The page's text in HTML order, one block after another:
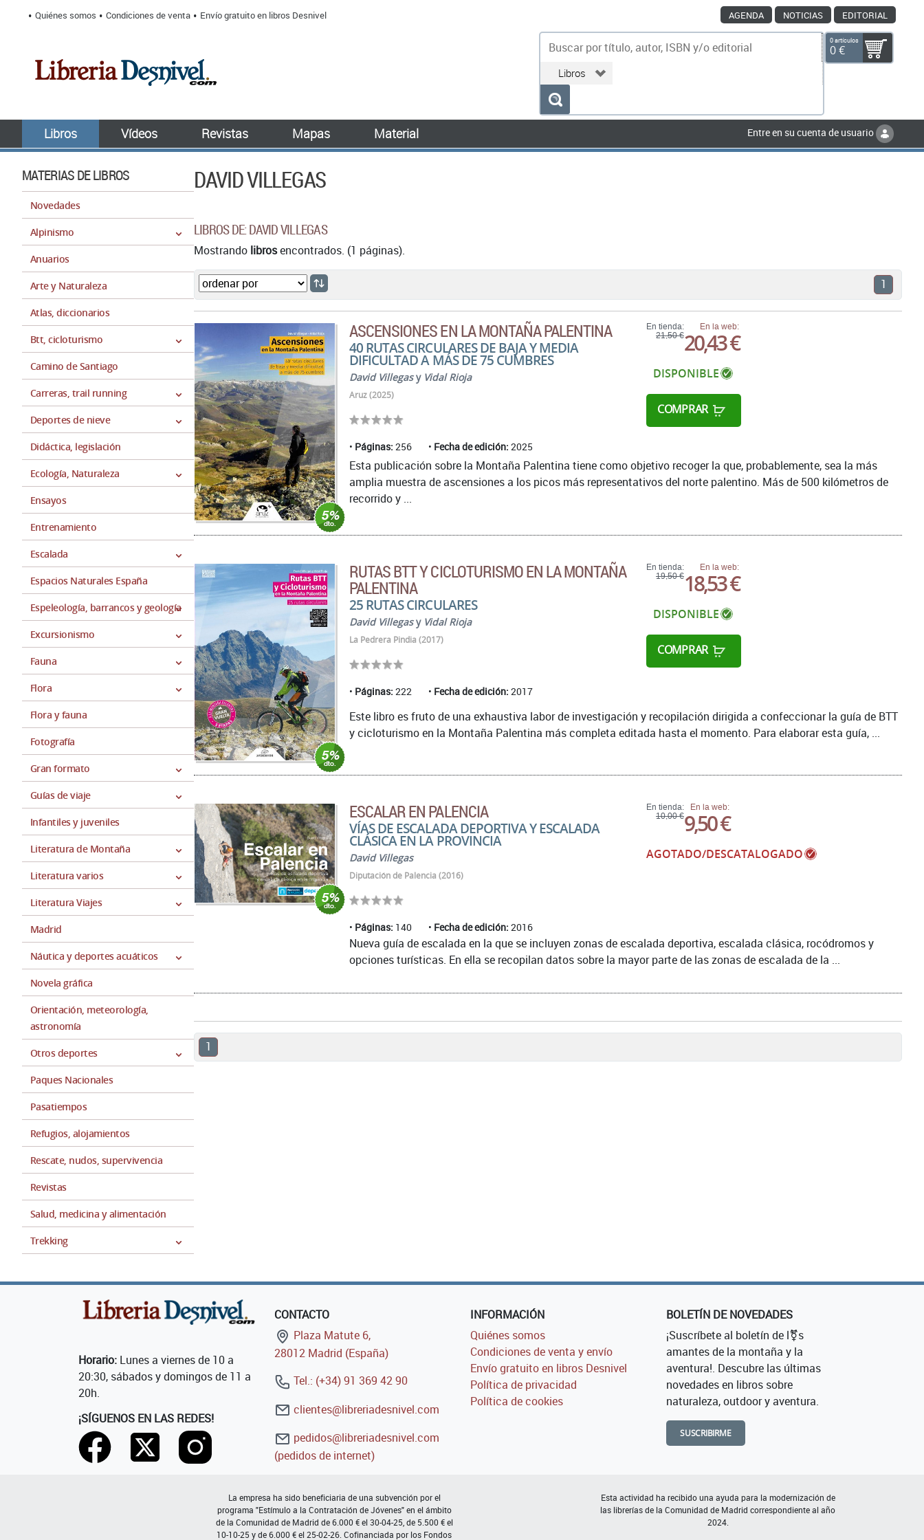
Quiénes somos Condiciones de venta Envío gratuito en libros Desnivel AGENDA NOTICIAS EDITORIAL
0 artículos
0 €
Libros Vídeos Revistas Mapas Material Entre en su cuenta de usuario
MATERIAS DE LIBROS
Novedades
Alpinismo
Anuarios
Arte y Naturaleza
Atlas, diccionarios
Btt, cicloturismo
Camino de Santiago
Carreras, trail running
Deportes de nieve
Didáctica, legislación
Ecología, Naturaleza
Ensayos
Entrenamiento
Escalada
Espacios Naturales España
Espeleología, barrancos y geología
Excursionismo
Fauna
Flora
Flora y fauna
Fotografía
Gran formato
Guías de viaje
Infantiles y juveniles
Literatura de Montaña
Literatura varios
Literatura Viajes
Madrid
Náutica y deportes acuáticos
Novela gráfica
Orientación, meteorología,
astronomía
Otros deportes
Paques Nacionales
Pasatiempos
Refugios, alojamientos
Rescate, nudos, supervivencia
Revistas
Salud, medicina y alimentación
Trekking
DAVID VILLEGAS
LIBROS DE: DAVID VILLEGAS
Mostrando librosencontrados. (1 páginas).
1
ASCENSIONES EN LA MONTAÑA PALENTINA
40 RUTAS CIRCULARES DE BAJA Y MEDIA
DIFICULTAD A MÁS DE 75 CUMBRES
David Villegasy Vidal Rioja
Aruz (2025)
Páginas: 256 Fecha de edición: 2025
En tienda:
21,50 €
En la web:
20,43 €
DISPONIBLE
COMPRAR
Esta publicación sobre la Montaña Palentina tiene como objetivo recoger la que, probablemente, sea la más
amplia muestra de ascensiones a los picos más representativos del norte palentino. Más de 500 kilómetros de
recorrido y ...
RUTAS BTT Y CICLOTURISMO EN LA MONTAÑA
PALENTINA
25 RUTAS CIRCULARES
David Villegasy Vidal Rioja
La Pedrera Pindia (2017)
Páginas: 222 Fecha de edición: 2017
En tienda:
19,50 €
En la web:
18,53 €
DISPONIBLE
COMPRAR
Este libro es fruto de una exhaustiva labor de investigación y recopilación dirigida a confeccionar la guía de BTT
y cicloturismo en la Montaña Palentina más completa editada hasta el momento. Para elaborar esta guía, ...
ESCALAR EN PALENCIA
VÍAS DE ESCALADA DEPORTIVA Y ESCALADA
CLÁSICA EN LA PROVINCIA
David Villegas
Diputación de Palencia (2016)
Páginas: 140 Fecha de edición: 2016
En tienda:
10,00 €
En la web:
9,50 €
AGOTADO/DESCATALOGADO
Nueva guía de escalada en la que se incluyen zonas de escalada deportiva, escalada clásica, rocódromos y
opciones turísticas. En ella se recopilan datos sobre la mayor parte de las zonas de escalada de la ...
1
Horario: Lunes a viernes de 10 a
20:30, sábados y domingos de 11 a
20h.
¡SÍGUENOS EN LAS REDES!
CONTACTO
Plaza Matute 6,
28012 Madrid (España)
Tel.: (+34) 91 369 42 90
clientes@libreriadesnivel.com
pedidos@libreriadesnivel.com
(pedidos de internet)
INFORMACIÓN
Quiénes somos
Condiciones de venta y envío
Envío gratuito en libros Desnivel
Política de privacidad
Política de cookies
BOLETÍN DE NOVEDADES
¡Suscríbete al boletín de l⚧s
amantes de la montaña y la
aventura!. Descubre las últimas
novedades en libros sobre
naturaleza, outdoor y aventura.
SUSCRIBIRME
La empresa ha sido beneficiaria de una subvención por el
programa "Estímulo a la Contratación de Jóvenes" en el ámbito
de la Comunidad de Madrid de 6.000 € el 30-04-25, de 5.500 € el
10-10-25 y de 6.000 € el 25-02-26. Cofinanciada por los Fondos
Esta actividad ha recibido una ayuda para la modernización de
las librerías de la Comunidad de Madrid correspondiente al año
2024.